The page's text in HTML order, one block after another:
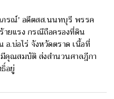
รณ์' อดีตสส.นนทบุรี พรรค
ายแรง กรณีถือครองที่ดิน
.บ่อไร่ จังหวัดตราด เนื้อที่
คุณสมบัติ ส่งสำนวนศาลฎีกา
อยู่